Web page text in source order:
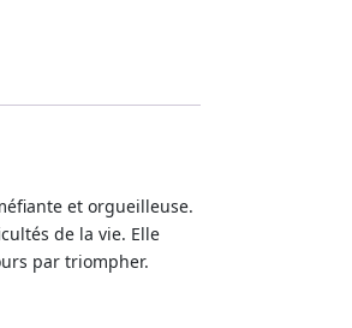
et orgueilleuse.
de la vie. Elle
par triompher.